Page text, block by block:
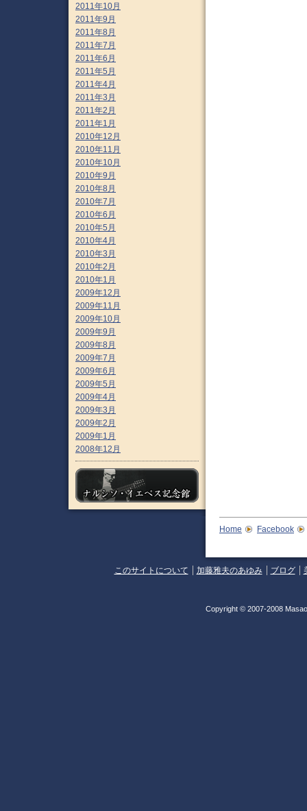
2011年10月
2011年9月
2011年8月
2011年7月
2011年6月
2011年5月
2011年4月
2011年3月
2011年2月
2011年1月
2010年12月
2010年11月
2010年10月
2010年9月
2010年8月
2010年7月
2010年6月
2010年5月
2010年4月
2010年3月
2010年2月
2010年1月
2009年12月
2009年11月
2009年10月
2009年9月
2009年8月
2009年7月
2009年6月
2009年5月
2009年4月
2009年3月
2009年2月
2009年1月
2008年12月
Home Facebook
このサイトについて 加藤雅夫のあゆみ ブログ
Copyright © 2007-2008